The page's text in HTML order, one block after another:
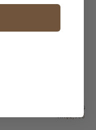
HK$3,950
HK$2,963